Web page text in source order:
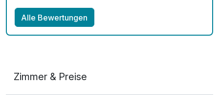
Alle Bewertungen
Zimmer & Preise